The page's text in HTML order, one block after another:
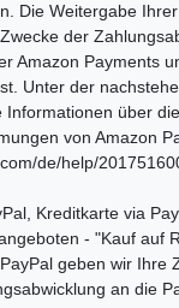
Die Weitergabe
der
Amazon Payments
Unter der
Informationen über die
von Amazon
de/help/
Kreditkarte via
- "Kauf auf
PayPal geben wir Ihre
an die